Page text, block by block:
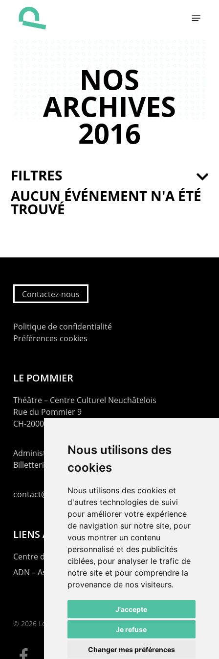
Nous utilisons des
cookies
Nous utilisons des cookies et
d'autres technologies de suivi
pour améliorer votre expérience
de navigation sur notre site, pour
vous montrer un contenu
personnalisé et des publicités
ciblées, pour analyser le trafic de
notre site et pour comprendre la
provenance de nos visiteurs.
J'accepte
Je refuse
Changer mes préférences
NOS
ARCHIVES
2016
AUCUN ÉVÉNEMENT N'A ÉTÉ
TROUVÉ
FILTRES
Contactez-nous
Politique de confidentialité
Préférences cookies
LE POMMIER
Théâtre – Centre Culturel Neuchâtelois
Rue du Pommier 9
CH-2000 Neuchâtel
Administration : +41 32 725 03 03
Billetterie : +41 32 725 05 05
contact@lepommier.ch
LIENS AMIS
Centre de culture ABC
ADN – Association Danse Neuchâtel
© 2026 Le Pommier.
facebook email